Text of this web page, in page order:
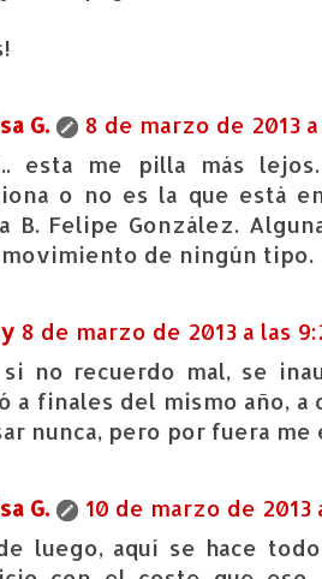
G.
8 de marzo de 2013
esta me pilla más
o no es la que está
B. Felipe González.
de ningún tipo.
8 de marzo de 2013 a las
si no recuerdo mal, se
a finales del mismo año, a
nunca, pero por fuera me
G.
10 de marzo de 2013
luego, aquí se hace